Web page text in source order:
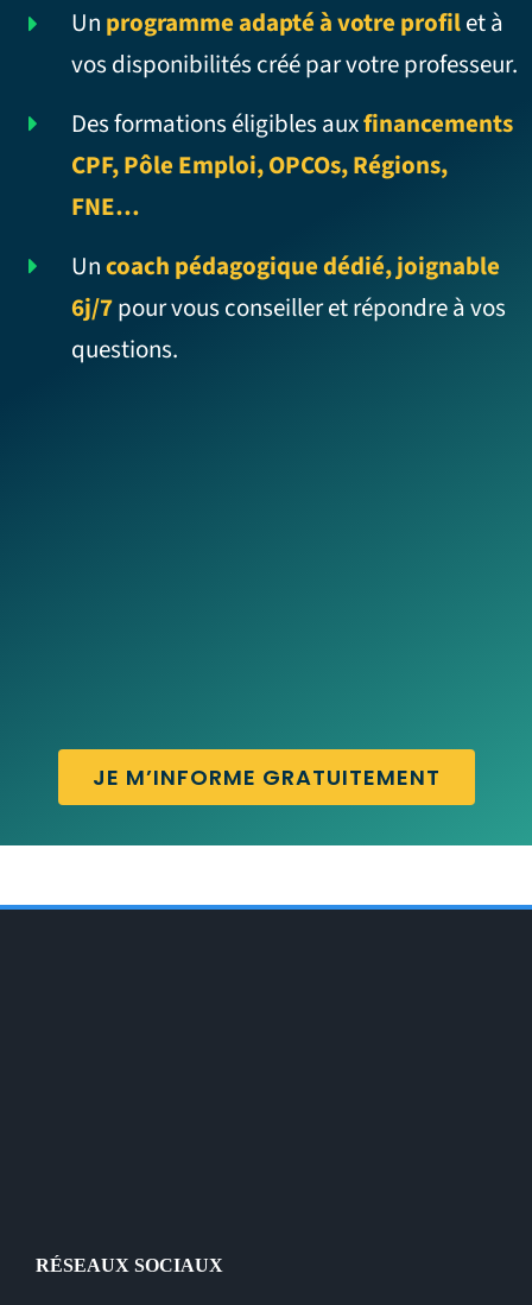
Un programme adapté à votre profilet à
vos disponibilités créé par votre professeur.
Des formations éligibles auxfinancements
CPF, Pôle Emploi, OPCOs, Régions,
FNE…
Uncoach pédagogique dédié, joignable
6j/7pour vous conseiller et répondre à vos
questions.
JE M’INFORME GRATUITEMENT
RÉSEAUX SOCIAUX